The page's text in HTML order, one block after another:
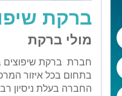
ברקת
מולי ברקת
חברת ברקת שיפוצים
בתחום בכל איזור
החברה בעלת ניסיון